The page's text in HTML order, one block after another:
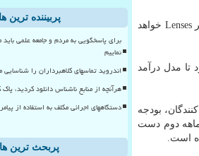
اسنپ چت شامل قابلیت هایی مانند ری اکشن های (واکنش های) چت و پاسخ به پیام ها به همراه قابلیت افکت و فیلتر Lenses خواهد
اشتراک ماهانه ۳.۹۹ دلار راه اندازی نمود تا مدل درآمد
بودجه
ماهه دوم دست
پربیننده ترین ها
برای پاسخگویی به مردم و جامعه علمی
نماییم
اندروید تماسهای کلاهبرداران را
هرآنچه از منابع ناشناس دانلود کردید،
دستگاههای اجرائی مکلف به استفاده از
پربحث ترین ها